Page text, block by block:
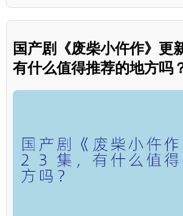
国产剧《废柴小仵作》更
有什么值得推荐的地方吗